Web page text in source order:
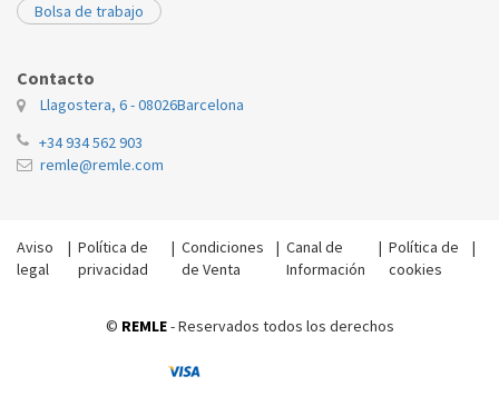
Bolsa de trabajo
Contacto
Llagostera, 6 - 08026Barcelona
+34 934 562 903
remle@remle.com
Aviso
legal
| Política de
privacidad
|Condiciones
de Venta
|Canal de
Información
| Política de
cookies
|
© REMLE- Reservados todos los derechos